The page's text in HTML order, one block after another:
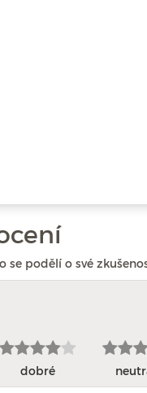
se podělí o své
dobré